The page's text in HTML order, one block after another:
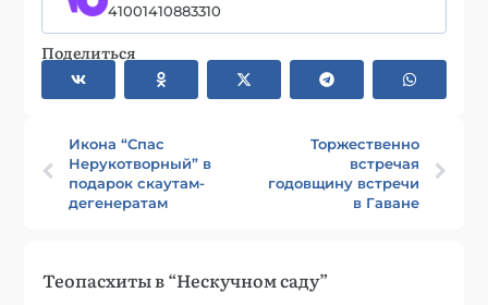
41001410883310
Поделиться
Икона “Спас
Нерукотворный” в
подарок скаутам-
дегенератам
Торжественно
встречая
годовщину встречи
в Гаване
Теопасхиты в “Нескучном саду”